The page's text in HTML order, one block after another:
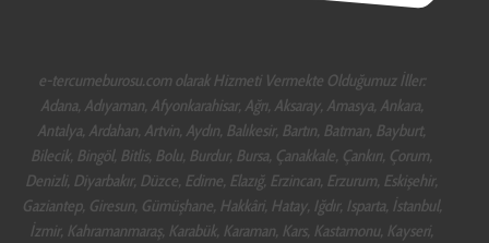
e-tercumeburosu.com olarak Hizmeti Vermekte Olduğumuz İller:
Adana, Adıyaman, Afyonkarahisar, Ağrı, Aksaray, Amasya, Ankara,
Antalya, Ardahan, Artvin, Aydın, Balıkesir, Bartın, Batman, Bayburt,
Bilecik, Bingöl, Bitlis, Bolu, Burdur, Bursa, Çanakkale, Çankırı, Çorum,
Denizli, Diyarbakır, Düzce, Edirne, Elazığ, Erzincan, Erzurum, Eskişehir,
Gaziantep, Giresun, Gümüşhane, Hakkâri, Hatay, Iğdır, Isparta, İstanbul,
İzmir, Kahramanmaraş, Karabük, Karaman, Kars, Kastamonu, Kayseri,